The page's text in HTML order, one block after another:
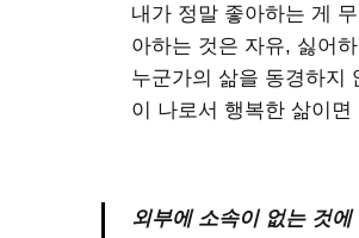
내가 정말 좋아하는 게
아하는 것은 자유, 싫어
누군가의 삶을 동경하지
이 나로서 행복한 삶이면
외부에 소속이 없는 것